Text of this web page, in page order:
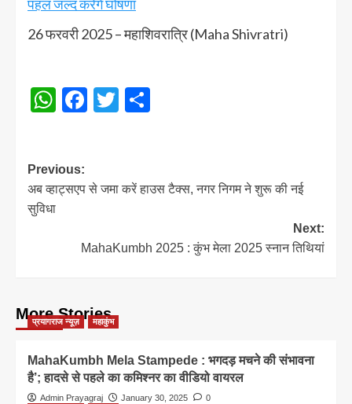
पहल जल्द करेंगे घोषणा
26 फरवरी 2025 – महाशिवरात्रि (Maha Shivratri)
WhatsApp
Facebook
Twitter
Post
navigation
Previous:
अब व्हाट्सएप से जमा करें हाउस टैक्‍स, नगर निगम ने शुरू की नई
सुविधा
Next:
MahaKumbh 2025 : कुंभ मेला 2025 स्नान तिथियां
More Stories
प्रयागराज न्यूज़ महाकुंभ
MahaKumbh Mela Stampede : भगदड़ मचने की संभावना
है’; हादसे से पहले का कमिश्नर का वीडियो वायरल
Admin Prayagraj January 30, 2025
0